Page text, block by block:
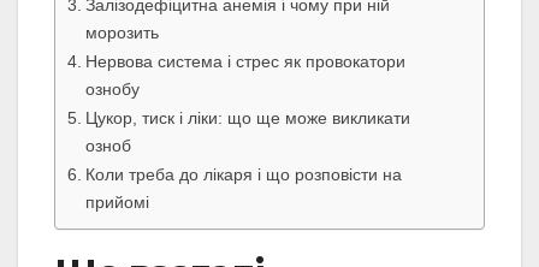
Залізодефіцитна анемія і чому при ній
морозить
Нервова система і стрес як провокатори
ознобу
Цукор, тиск і ліки: що ще може викликати
озноб
Коли треба до лікаря і що розповісти на
прийомі